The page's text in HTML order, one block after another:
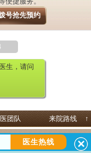
号抢先预约
生，请问
团队 来院路线 ↑
白癜风
：13529142249
医生热线